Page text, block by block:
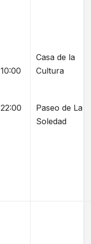
10:00
22:00
Casa de la
Cultura
Paseo de La
Soledad